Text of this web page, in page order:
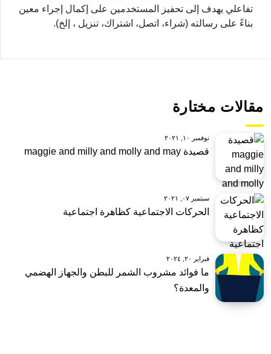
تفاعلي يهدف إلى تحفيز المستخدمين على إكمال إجراء معين
بناءً على رسالته (شراء، اتصل، اشتراك، تنزيل ، إلخ).
مقالات مختارة
نوفمبر ١٠, ٢٠٢١
قصيدة maggie and milly and molly and may
سبتمبر ٠٧, ٢٠٢١
الحركات الاجتماعية كظاهرة اجتماعية
فبراير ٢٠, ٢٠٢٤
ما فوائد مشروب الشمر للبطن والجهاز الهضمي
والمعدة؟